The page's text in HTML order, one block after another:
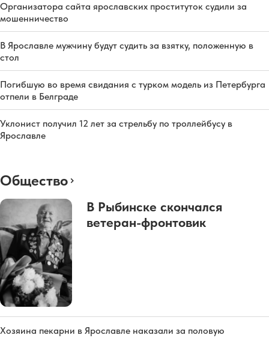
Организатора сайта ярославских проституток судили за
мошенничество
В Ярославле мужчину будут судить за взятку, положенную в
стол
Погибшую во время свидания с турком модель из Петербурга
отпели в Белграде
Уклонист получил 12 лет за стрельбу по троллейбусу в
Ярославле
Общество
В Рыбинске скончался
ветеран-фронтовик
Хозяина пекарни в Ярославле наказали за половую